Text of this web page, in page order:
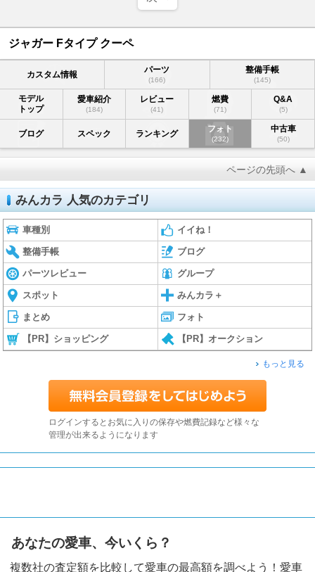
ジャガー Fタイプ クーペ
カスタム情報 パーツ
(166)
整備手帳
(145)
モデル
トップ
愛車紹介
(184)
レビュー
(41)
燃費
(71)
Q&A
(5)
ブログ スペック ランキング フォト
(232)
中古車
(50)
ページの先頭へ ▲
みんカラ 人気のカテゴリ
車種別 イイね！
整備手帳 ブログ
パーツレビュー グループ
スポット みんカラ＋
まとめ フォト
【PR】ショッピング 【PR】オークション
もっと見る
ログインするとお気に入りの保存や燃費記録など様々な
管理が出来るようになります
あなたの愛車、今いくら？
複数社の査定額を比較して愛車の最高額を調べよう！愛車